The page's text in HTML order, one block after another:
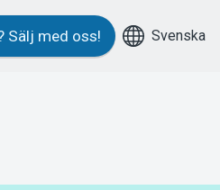
Sälj med oss! Svenska